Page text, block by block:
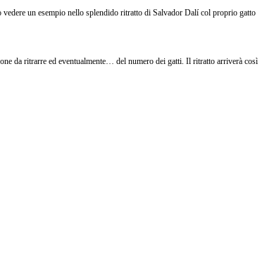
un esempio nello splendido ritratto di Salvador Dalí col proprio gatto
da ritrarre ed eventualmente… del numero dei gatti. Il ritratto arriverà così